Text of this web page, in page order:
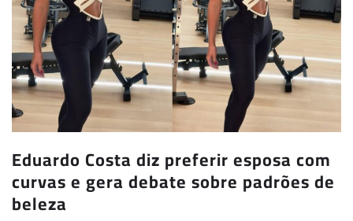
Eduardo Costa diz preferir esposa com
curvas e gera debate sobre padrões de
beleza